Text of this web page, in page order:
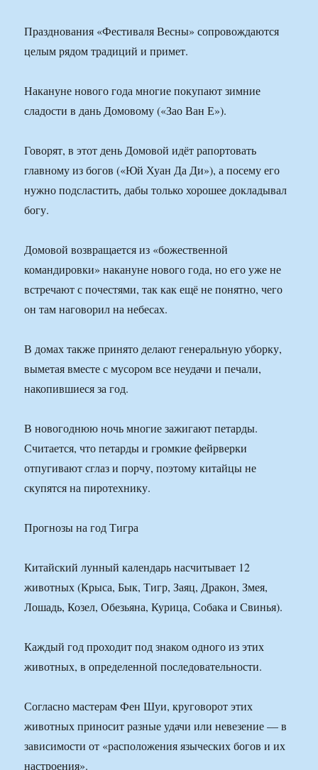
Празднования «Фестиваля Весны» сопровождаются
целым рядом традиций и примет.
Накануне нового года многие покупают зимние
сладости в дань Домовому («Зао Ван Е»).
Говорят, в этот день Домовой идёт рапортовать
главному из богов («Юй Хуан Да Ди»), а посему его
нужно подсластить, дабы только хорошее докладывал
богу.
Домовой возвращается из «божественной
командировки» накануне нового года, но его уже не
встречают с почестями, так как ещё не понятно, чего
он там наговорил на небесах.
В домах также принято делают генеральную уборку,
выметая вместе с мусором все неудачи и печали,
накопившиеся за год.
В новогоднюю ночь многие зажигают петарды.
Считается, что петарды и громкие фейрверки
отпугивают сглаз и порчу, поэтому китайцы не
скупятся на пиротехнику.
Прогнозы на год Тигра
Китайский лунный календарь насчитывает 12
животных (Крыса, Бык, Тигр, Заяц, Дракон, Змея,
Лошадь, Козел, Обезьяна, Курица, Собака и Свинья).
Каждый год проходит под знаком одного из этих
животных, в определенной последовательности.
Согласно мастерам Фен Шуи, круговорот этих
животных приносит разные удачи или невезение — в
зависимости от «расположения языческих богов и их
настроения».